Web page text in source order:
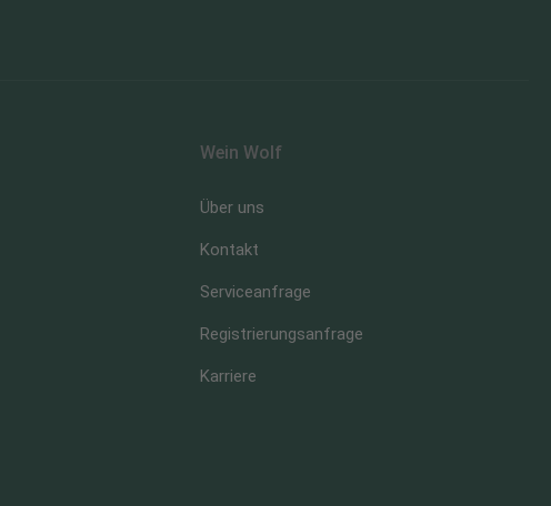
Wein Wolf
Über uns
Kontakt
Serviceanfrage
Registrierungsanfrage
Karriere